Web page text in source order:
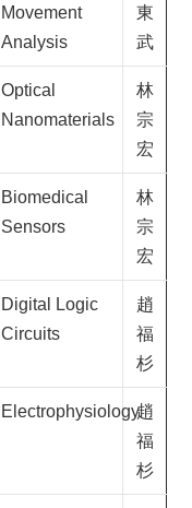
Movement
Analysis
東
武
Optical
Nanomaterials
林
宗
宏
Biomedical
Sensors
林
宗
宏
Digital Logic
Circuits
趙
福
杉
Electrophysiology趙
福
杉